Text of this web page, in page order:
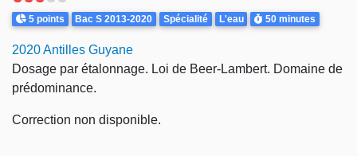
Points
5 points Theme
Bac S 2013-2020 Spécialité L'eau Durée
50 minutes
2020 Antilles Guyane
Dosage par étalonnage. Loi de Beer-Lambert. Domaine de
prédominance.
Correction non disponible.